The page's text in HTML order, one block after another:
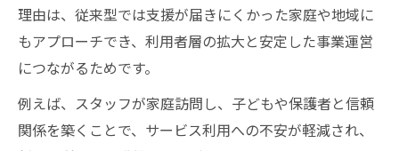
実践しやすいアウトリーチ手法の選び方
家庭への支援強化が安定経営につながる理由
家庭支援を強化する放課後等デイサービス
理由は、従来型では支援が届きにくかった家庭や地域に
もアプローチでき、利用者層の拡大と安定した事業運営
につながるためです。
例えば、スタッフが家庭訪問し、子どもや保護者と信頼
関係を築くことで、サービス利用への不安が軽減され、